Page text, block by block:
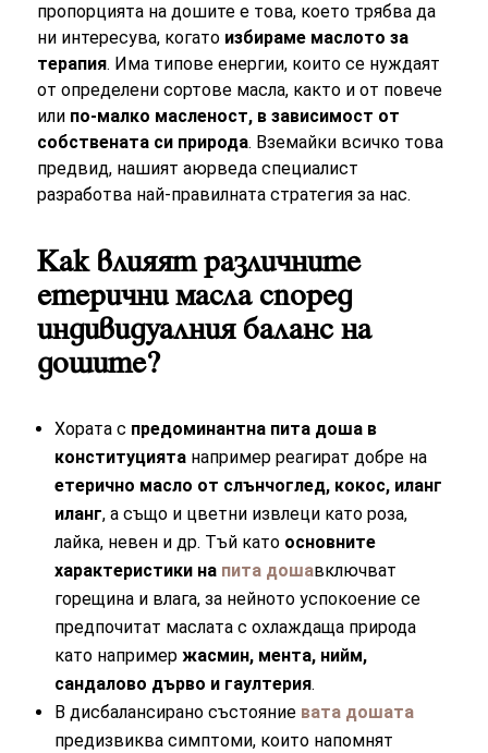
пропорцията на дошите е това, което трябва да
ни интересува, когато избираме маслото за
терапия. Има типове енергии, които се нуждаят
от определени сортове масла, както и от повече
или по-малко масленост, в зависимост от
собствената си природа. Вземайки всичко това
предвид, нашият аюрведа специалист
разработва най-правилната стратегия за нас.
Как влияят различните
етерични масла според
индивидуалния баланс на
дошите?
Хората с предоминантна пита доша в
конституцията например реагират добре на
етерично масло от слънчоглед, кокос, иланг
иланг, а също и цветни извлеци като роза,
лайка, невен и др. Тъй като основните
характеристики на пита дошавключват
горещина и влага, за нейното успокоение се
предпочитат маслата с охлаждаща природа
като напримержасмин, мента, нийм,
сандалово дърво и гаултерия.
В дисбалансирано състояние вата дошата
предизвиква симптоми, които напомнят